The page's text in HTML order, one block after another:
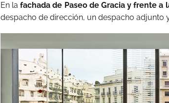
En la fachada de Paseo de Gracia y frente a
despacho de dirección, un despacho adjunto